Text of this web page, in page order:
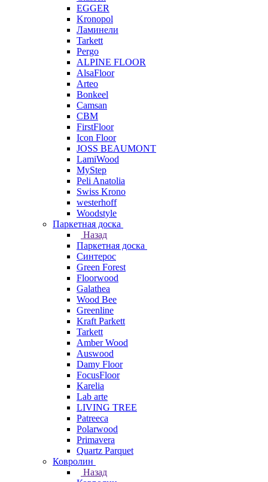
EGGER
Kronopol
Ламинели
Tarkett
Pergo
ALPINE FLOOR
AlsaFloor
Arteo
Bonkeel
Camsan
CBM
FirstFloor
Icon Floor
JOSS BEAUMONT
LamiWood
MyStep
Peli Anatolia
Swiss Krono
westerhoff
Woodstyle
Паркетная доска
Назад
Паркетная доска
Синтерос
Green Forest
Floorwood
Galathea
Wood Bee
Greenline
Kraft Parkett
Tarkett
Amber Wood
Auswood
Damy Floor
FocusFloor
Karelia
Lab arte
LIVING TREE
Patreeca
Polarwood
Primavera
Quartz Parquet
Ковролин
Назад